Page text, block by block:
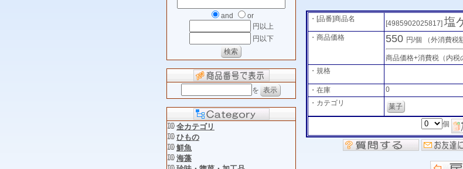
and
or
円以上
円以下
を
全カテゴリ
ひもの
鮮魚
海藻
・[品番]商品名
[4985902025817] 塩
・商品価格 550 円/個 （外消費税
商品価格+消費税（内税
・規格
・在庫
0
・カテゴリ
菓子
個